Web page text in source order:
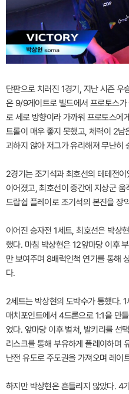
단판으로 치러진 1경기, 지난 시즌
은 9/9게이트로 빌드에서 프로토스가
로 세로 방향이라 가까워 프로토스에
트롤이 매우 좋지 못했고, 체력이 2
괴하지 않아 저그가 유리해져 무난히
2경기는 조기석과 최호선의 테테전
이어졌고, 최호선이 중간에 지상군
드랍쉽 플레이로 조기석의 본진을 장
이어진 승자전 1세트, 최호선은 박상
했다. 마침 박상현은 12앞마당 이후
만 보여주며 8배럭인척 연기를 통해
다.
2세트는 박상현의 도박수가 통했다.
매치포인트에서 4드론으로 1:1을 만
었다. 앞마당 이후 벌쳐, 발키리를 선
리스크를 통해 부유하게 플레이하며
난전 유도로 주도권을 가져오며 레이
하지만 박상현은 흔들리지 않았다. 4